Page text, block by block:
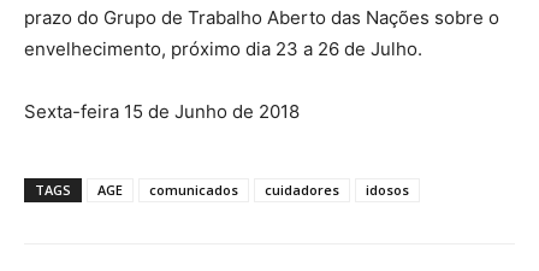
prazo do Grupo de Trabalho Aberto das Nações sobre o
envelhecimento, próximo dia 23 a 26 de Julho.
Sexta-feira 15 de Junho de 2018
TAGS AGE comunicados cuidadores idosos